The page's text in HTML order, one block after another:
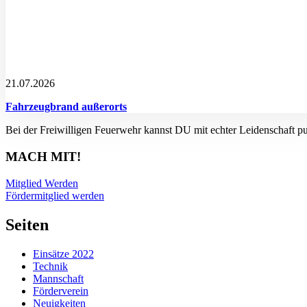
21.07.2026
Fahrzeugbrand außerorts
Bei der Freiwilligen Feuerwehr kannst DU mit echter Leidenschaft
MACH MIT!
Mitglied Werden
Fördermitglied werden
Seiten
Einsätze 2022
Technik
Mannschaft
Förderverein
Neuigkeiten